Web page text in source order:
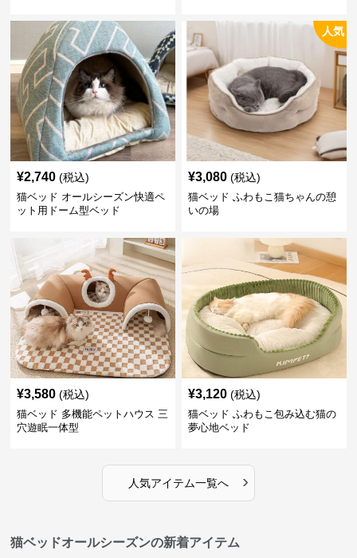
¥2,740 (税込)
猫ベッド オールシーズン快適ペ
ット用ドーム型ベッド
人気
¥3,080 (税込)
猫ベッド ふわもこ猫ちゃんの憩
いの場
¥3,580 (税込)
猫ベッド 多機能ペットハウス 三
穴遊眠一体型
¥3,120 (税込)
猫ベッド ふわもこ包み込む猫の
夢心地ベッド
人気アイテム一覧へ ›
猫ベッドオールシーズンの新着アイテム